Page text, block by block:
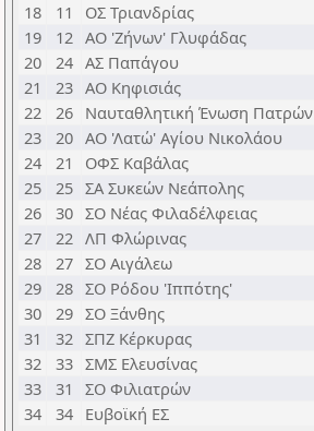
18
11 ΟΣ Τριανδρίας
19
12 ΑΟ 'Ζήνων' Γλυφάδας
20
24 ΑΣ Παπάγου
21
23 ΑΟ Κηφισιάς
22
26 Ναυταθλητική Ένωση Πατρών
23
20 ΑΟ 'Λατώ' Αγίου Νικολάου
24
21 ΟΦΣ Καβάλας
25
25 ΣΑ Συκεών Νεάπολης
26
30 ΣΟ Νέας Φιλαδέλφειας
27
22 ΛΠ Φλώρινας
28
27 ΣΟ Αιγάλεω
29
28 ΣΟ Ρόδου 'Ιππότης'
30
29 ΣΟ Ξάνθης
31
32 ΣΠΖ Κέρκυρας
32
33 ΣΜΣ Ελευσίνας
33
31 ΣΟ Φιλιατρών
34
34 Ευβοϊκή ΕΣ